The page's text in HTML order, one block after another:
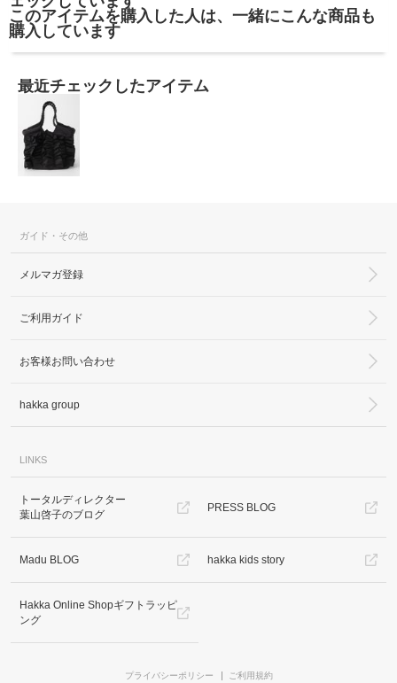
このアイテムを購入した人は、一緒にこんな商品も
購入しています
最近チェックしたアイテム
ガイド・その他
メルマガ登録
ご利用ガイド
お客様お問い合わせ
hakka group
LINKS
トータルディレクター
葉山啓子のブログ
PRESS BLOG
Madu BLOG hakka kids story
Hakka Online Shopギフトラッピ
ング
プライバシーポリシー ご利用規約